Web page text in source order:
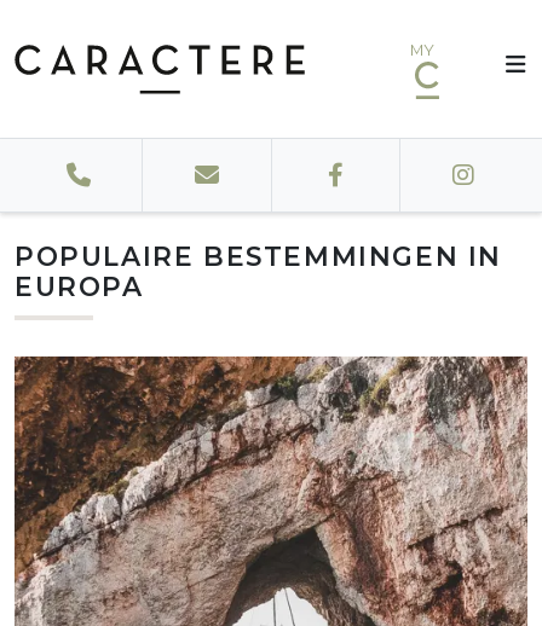
MY
POPULAIRE BESTEMMINGEN IN
EUROPA